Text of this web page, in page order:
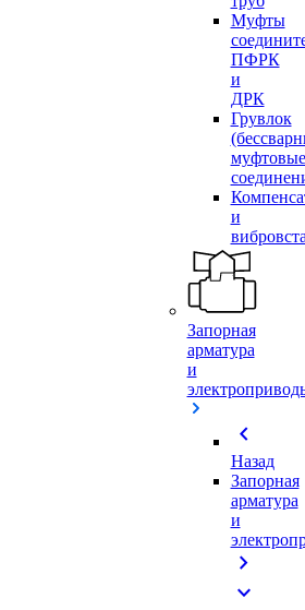
Муфты
ПФРК
и
ДРК
Грувлок
муфтовые
и
Запорная
арматура
и
chevron_left
Назад
Запорная
арматура
и
chevron_right
expand_more